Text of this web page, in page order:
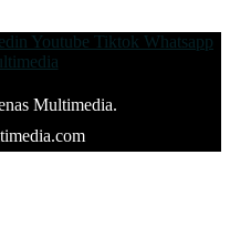
Youtube Tiktok Whatsapp
Multimedia.